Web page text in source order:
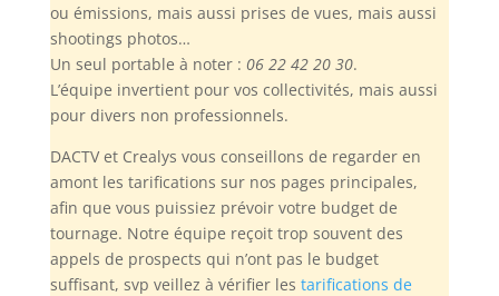
ou émissions, mais aussi prises de vues, mais aussi
shootings photos…
Un seul portable à noter : 06 22 42 20 30.
L’équipe invertient pour vos collectivités, mais aussi
pour divers non professionnels.
DACTV et Crealys vous conseillons de regarder en
amont les tarifications sur nos pages principales,
afin que vous puissiez prévoir votre budget de
tournage. Notre équipe reçoit trop souvent des
appels de prospects qui n’ont pas le budget
suffisant, svp veillez à vérifier les tarifications de